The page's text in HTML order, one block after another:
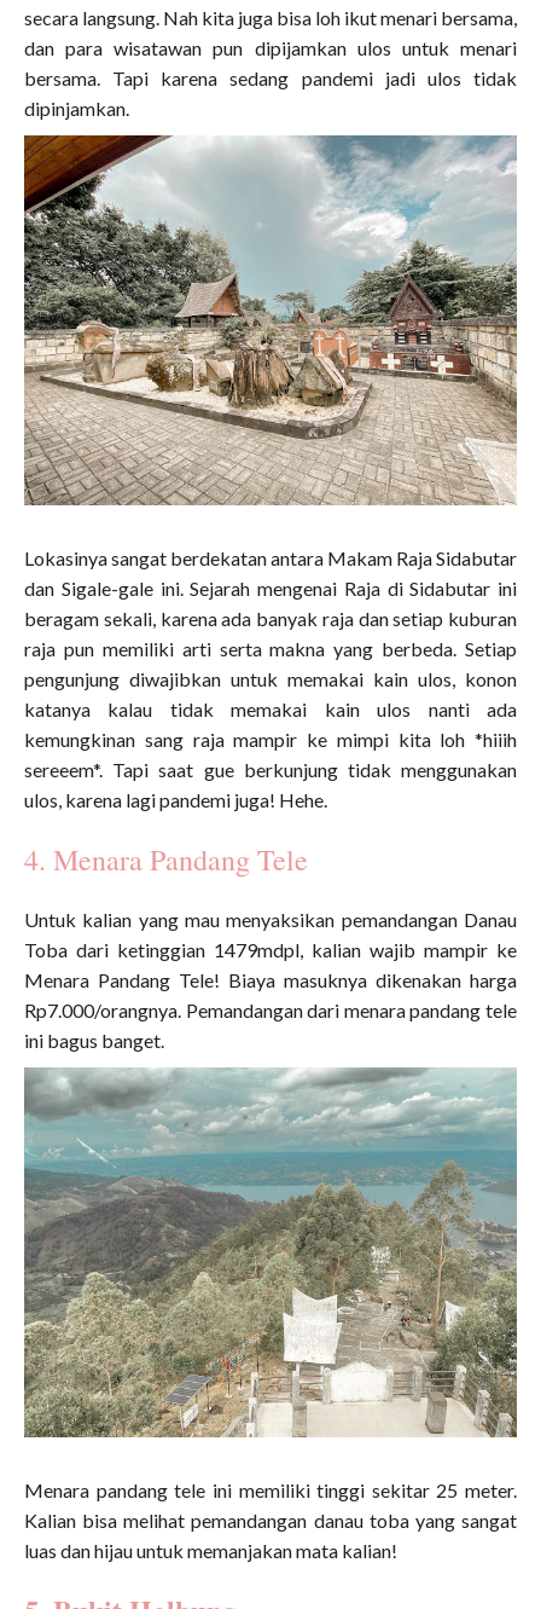
secara langsung. Nah kita juga bisa loh ikut menari bersama,
dan para wisatawan pun dipijamkan ulos untuk menari
bersama. Tapi karena sedang pandemi jadi ulos tidak
dipinjamkan.
Lokasinya sangat berdekatan antara Makam Raja Sidabutar
dan Sigale-gale ini. Sejarah mengenai Raja di Sidabutar ini
beragam sekali, karena ada banyak raja dan setiap kuburan
raja pun memiliki arti serta makna yang berbeda. Setiap
pengunjung diwajibkan untuk memakai kain ulos, konon
katanya kalau tidak memakai kain ulos nanti ada
kemungkinan sang raja mampir ke mimpi kita loh *hiiih
sereeem*. Tapi saat gue berkunjung tidak menggunakan
ulos, karena lagi pandemi juga! Hehe.
4. Menara Pandang Tele
Untuk kalian yang mau menyaksikan pemandangan Danau
Toba dari ketinggian 1479mdpl, kalian wajib mampir ke
Menara Pandang Tele! Biaya masuknya dikenakan harga
Rp7.000/orangnya. Pemandangan dari menara pandang tele
ini bagus banget.
Menara pandang tele ini memiliki tinggi sekitar 25 meter.
Kalian bisa melihat pemandangan danau toba yang sangat
luas dan hijau untuk memanjakan mata kalian!